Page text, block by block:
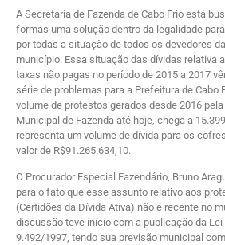
A Secretaria de Fazenda de Cabo Frio está
formas uma solução dentro da legalidade
por todas a situação de todos os devedores
município. Essa situação das dívidas relativa
taxas não pagas no período de 2015 a 2017
série de problemas para a Prefeitura de Cabo
volume de protestos gerados desde 2016
Municipal de Fazenda até hoje, chega a
representa um volume de dívida para os
valor de R$91.265.634,10.
O Procurador Especial Fazendário, Bruno
para o fato que esse assunto relativo aos
(Certidões da Dívida Ativa) não é recente no
discussão teve início com a publicação da Lei
9.492/1997, tendo sua previsão municipal